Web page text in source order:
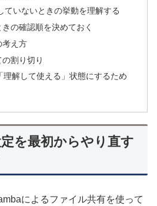
ていないときの挙動を理解する
の確認順を決めておく
考え方
割り切り
理解して使える」状態にするため
を最初からやり直す
によるファイル共有を使って